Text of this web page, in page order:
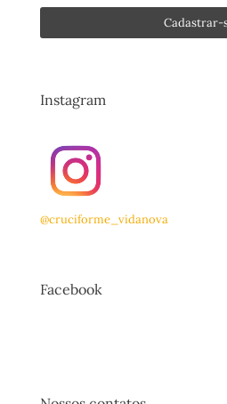
Instagram
@cruciforme_vidanova
Facebook